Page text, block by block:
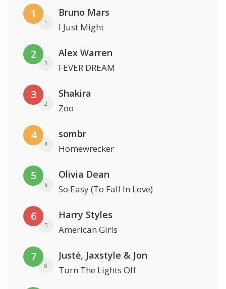
1
1
Bruno Mars
I Just Might
2
3
Alex Warren
FEVER DREAM
3
2
Shakira
Zoo
4
4
sombr
Homewrecker
5
6
Olivia Dean
So Easy (To Fall In Love)
6
5
Harry Styles
American Girls
7
8
Justė, Jaxstyle & Jon
Turn The Lights Off